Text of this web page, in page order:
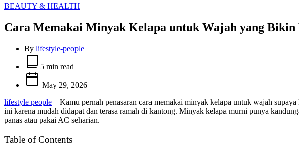
Categories
BEAUTY & HEALTH
Cara Memakai Minyak Kelapa untuk Wajah yang
By lifestyle-people
Estimated
read
time
5 min read
May 29, 2026
lifestyle people – Kamu pernah penasaran cara memakai minyak kelapa untuk wajah
ini karena mudah didapat dan terasa ramah di kantong. Minyak kelapa murni punya
panas atau pakai AC seharian.
Table of Contents